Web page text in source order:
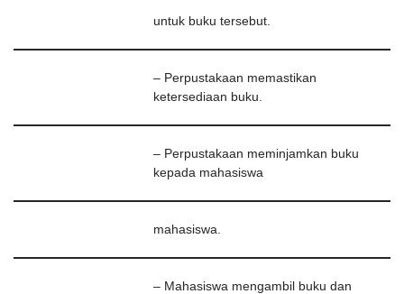
untuk buku tersebut.
– Perpustakaan memastikan
ketersediaan buku.
– Perpustakaan meminjamkan buku
kepada mahasiswa
mahasiswa.
– Mahasiswa mengambil buku dan